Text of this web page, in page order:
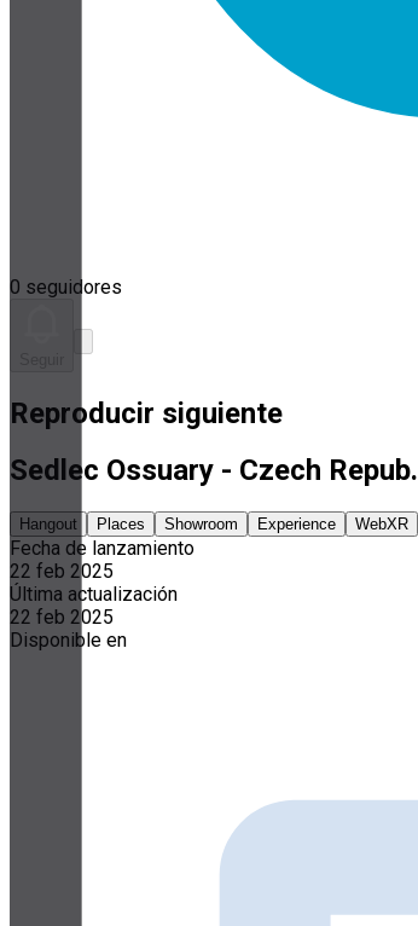
0 seguidores
Reproducir siguiente
Sedlec Ossuary - Czech Repub.
Hangout Places Showroom Experience WebXR
Fecha de lanzamiento
22 feb 2025
Última actualización
22 feb 2025
Disponible en